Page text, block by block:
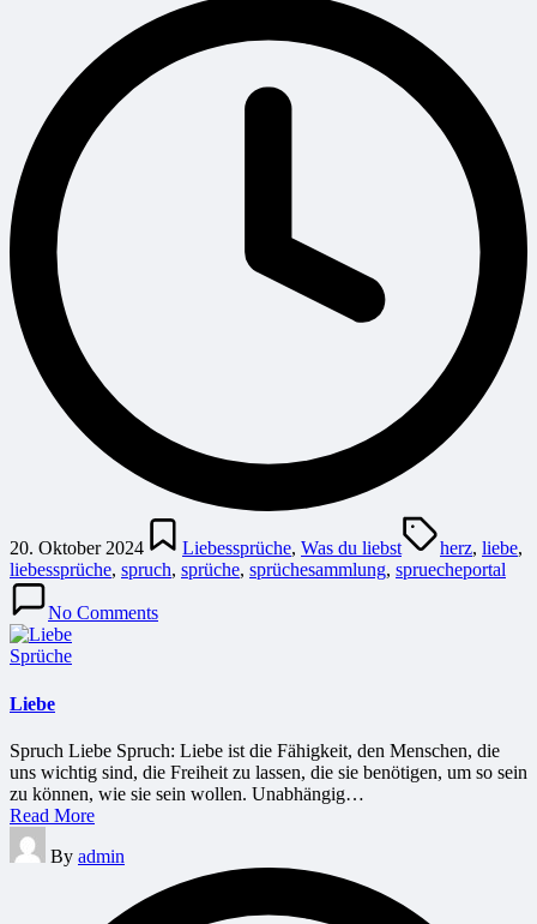
20. Oktober 2024
Posted
in
Liebessprüche, Was du liebst
Tags:
herz, liebe,
liebessprüche, spruch, sprüche, sprüchesammlung, spruecheportal
No Comments
Posted
Sprüche
Liebe
Spruch Liebe Spruch: Liebe ist die Fähigkeit, den Menschen, die
uns wichtig sind, die Freiheit zu lassen, die sie benötigen, um so sein
zu können, wie sie sein wollen. Unabhängig…
Read More
Posted
by
By admin